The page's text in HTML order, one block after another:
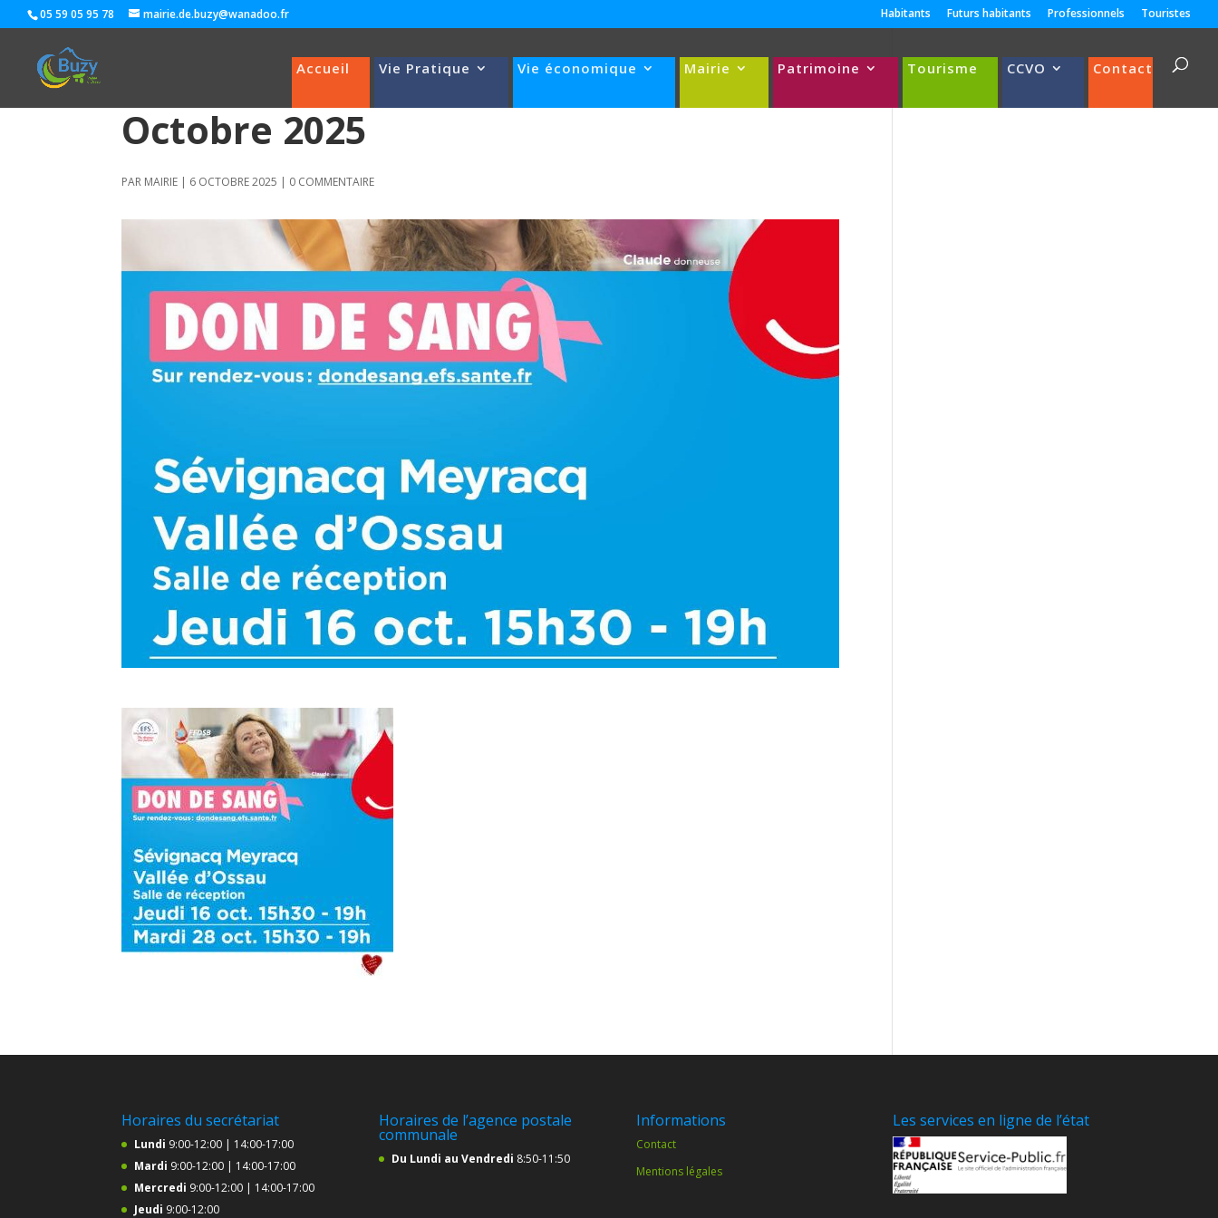
05 59 05 95 78 mairie.de.buzy@wanadoo.fr Habitants Futurs habitants Professionnels Touristes
Accueil Vie Pratique Vie économique Mairie Patrimoine Tourisme CCVO Contact
Octobre 2025
PAR MAIRIE | 6 OCTOBRE 2025 | 0 COMMENTAIRE
Horaires du secrétariat
Lundi 9:00-12:00 | 14:00-17:00
Mardi 9:00-12:00 | 14:00-17:00
Mercredi 9:00-12:00 | 14:00-17:00
Jeudi 9:00-12:00
Horaires de l’agence postale
communale
Du Lundi au Vendredi 8:50-11:50
Informations
Contact
Mentions légales
Les services en ligne de l’état